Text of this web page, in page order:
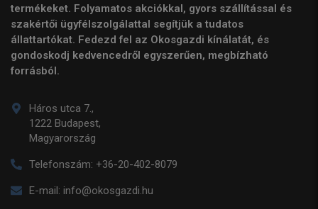
termékeket. Folyamatos akciókkal, gyors szállítással és
szakértői ügyfélszolgálattal segítjük a tudatos
állattartókat. Fedezd fel az Okosgazdi kínálatát, és
gondoskodj kedvencedről egyszerűen, megbízható
forrásból.
Háros utca 7.,
1222 Budapest,
Magyarország
Telefonszám: +36-20-402-8079
E-mail: info@okosgazdi.hu